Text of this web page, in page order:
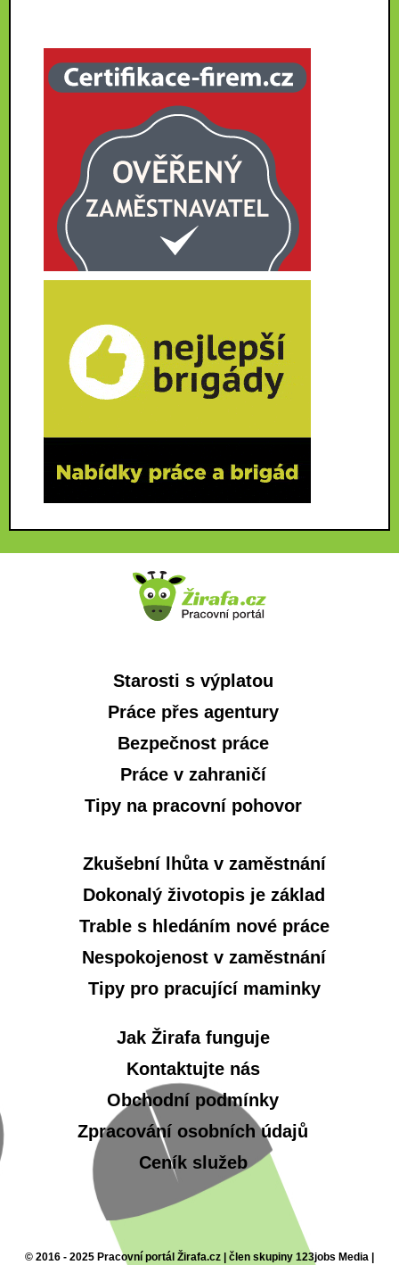
Starosti s výplatou
Práce přes agentury
Bezpečnost práce
Práce v zahraničí
Tipy na pracovní pohovor
Zkušební lhůta v zaměstnání
Dokonalý životopis je základ
Trable s hledáním nové práce
Nespokojenost v zaměstnání
Tipy pro pracující maminky
Jak Žirafa funguje
Kontaktujte nás
Obchodní podmínky
Zpracování osobních údajů
Ceník služeb
© 2016 - 2025 Pracovní portál Žirafa.cz | člen skupiny 123jobs Media |